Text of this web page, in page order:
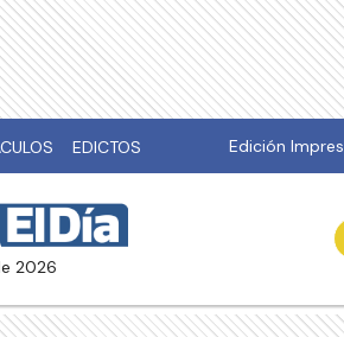
EDICTOS Edición
2026